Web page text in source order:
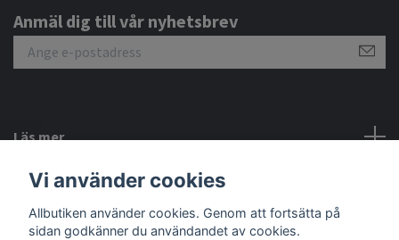
Anmäl dig till vår nyhetsbrev
Läs mer
Sociala medier
Vi använder cookies
Allbutiken använder cookies. Genom att fortsätta på
sidan godkänner du användandet av cookies.